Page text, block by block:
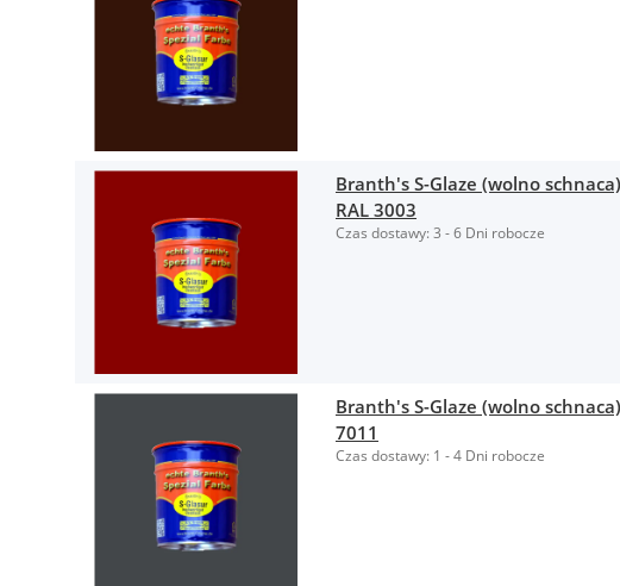
Branth's S-Glaze (wolno
RAL 3003
Czas dostawy:3 - 6 Dni robocze
Branth's S-Glaze (wolno
7011
Czas dostawy: 1 - 4 Dni robocze